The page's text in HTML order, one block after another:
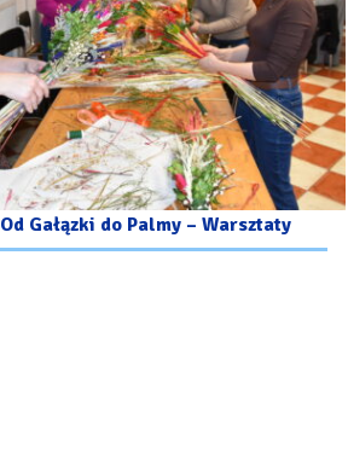
Od Gałązki do Palmy – Warsztaty